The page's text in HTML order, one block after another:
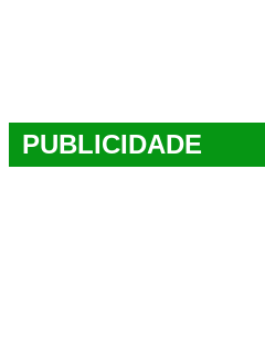
PUBLICIDADE